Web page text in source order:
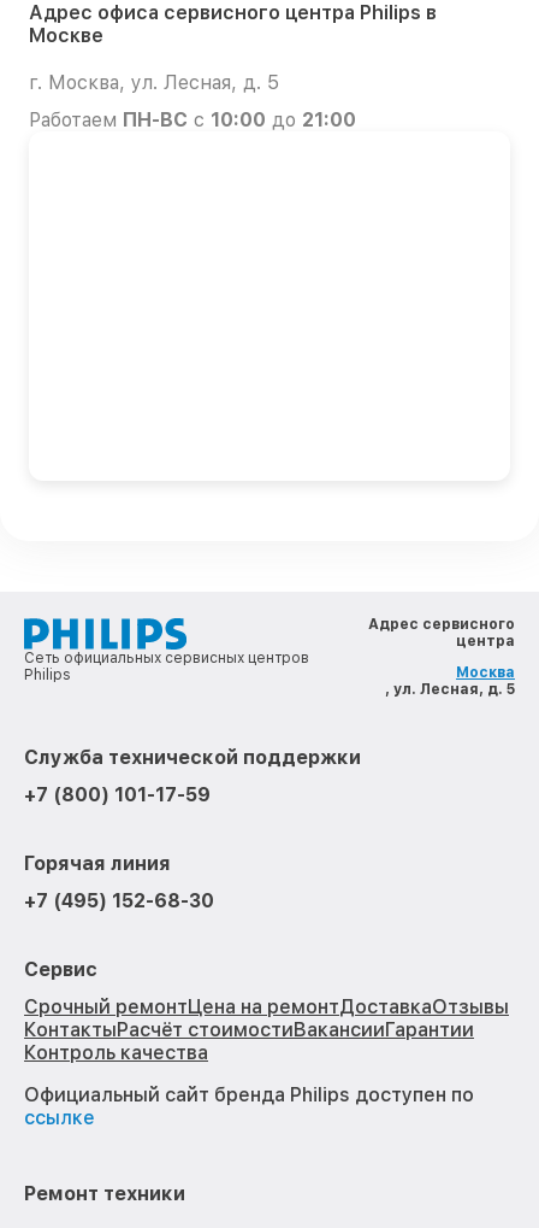
Адрес офиса сервисного центра Philips в
Москве
г. Москва, ул. Лесная, д. 5
Работаем ПН-ВС с 10:00 до 21:00
Сеть официальных сервисных центров
Philips
Адрес сервисного
центра
Москва
, ул. Лесная, д. 5
Служба технической поддержки
+7 (800) 101-17-59
Горячая линия
+7 (495) 152-68-30
Сервис
Срочный ремонтЦена на ремонтДоставкаОтзывы
КонтактыРасчёт стоимостиВакансииГарантии
Контроль качества
Официальный сайт бренда Philips доступен по
ссылке
Ремонт техники